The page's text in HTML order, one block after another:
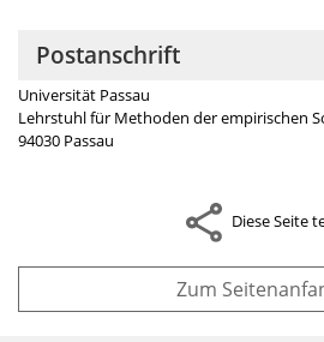
Postanschrift
Universität Passau
Lehrstuhl für Methoden der empirischen
94030 Passau
Diese Seite
Zum